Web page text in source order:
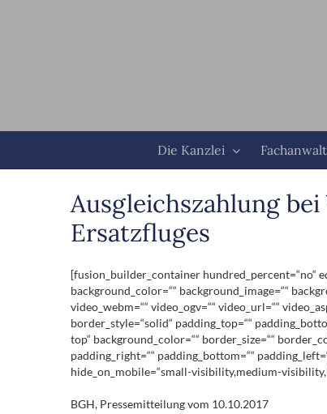
Die Kanzlei
Ausgleichszahlung
Ersatzfluges
[fusion_builder_container hundred_percent=“no“
background_color=““ background_image=““
video_webm=““ video_ogv=““ video_url=““
border_style=“solid“ padding_top=““
top“ background_color=““ border_size=““
padding_right=““ padding_bottom=““
hide_on_mobile=“small-visibility,medium-
BGH, Pressemitteilung vom 10.10.2017